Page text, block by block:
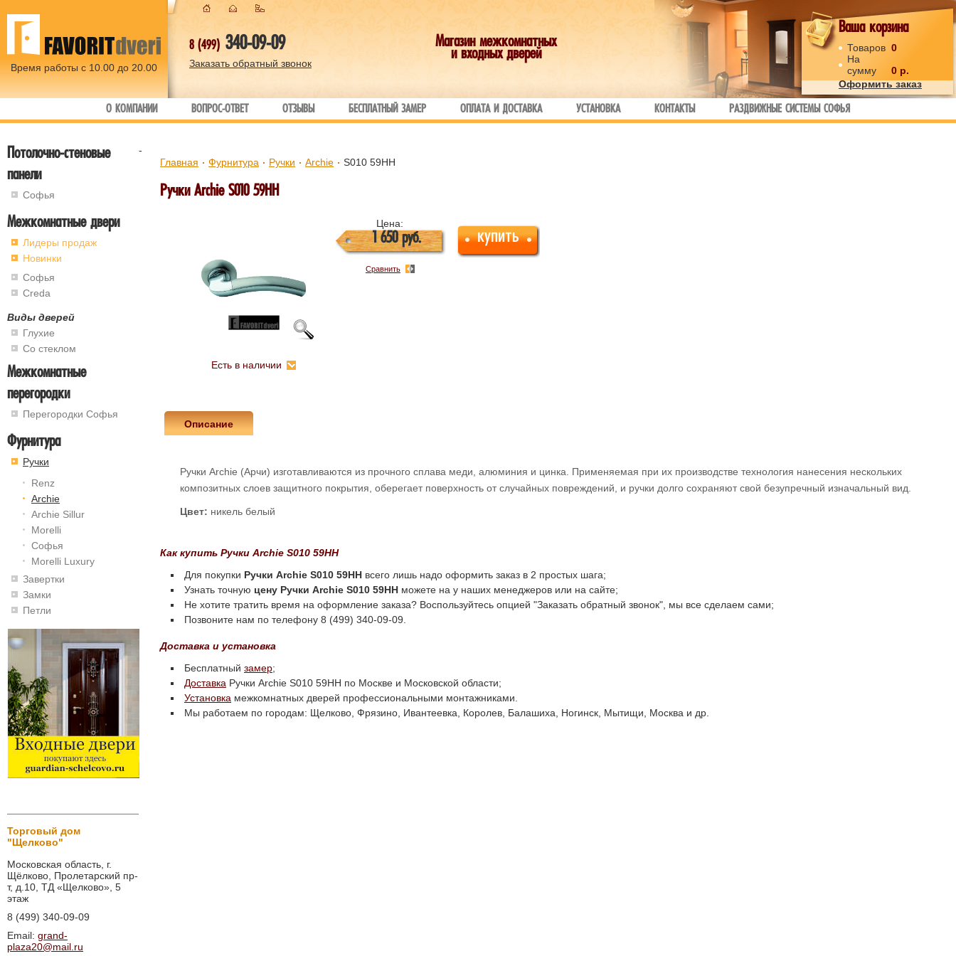
Время работы с 10.00 до 20.00
8 (499) 340-09-09
Заказать обратный звонок
Магазин межкомнатных
и входных дверей
Ваша корзина
Товаров 0
На
сумму
0 р.
Оформить заказ
О КОМПАНИИ ВОПРОС-ОТВЕТ ОТЗЫВЫ БЕСПЛАТНЫЙ ЗАМЕР ОПЛАТА И ДОСТАВКА УСТАНОВКА КОНТАКТЫ РАЗДВИЖНЫЕ СИСТЕМЫ СОФЬЯ
-
Потолочно-стеновые
панели
Софья
Межкомнатные двери
Лидеры продаж
Новинки
Софья
Creda
Виды дверей
Глухие
Со стеклом
Межкомнатные
перегородки
Перегородки Софья
Фурнитура
Ручки
Renz
Archie
Archie Sillur
Morelli
Софья
Morelli Luxury
Завертки
Замки
Петли
Торговый дом
"Щелково"
Московская область, г.
Щёлково, Пролетарский пр-
т, д.10, ТД «Щелково», 5
этаж
8 (499) 340-09-09
Email: grand-
plaza20@mail.ru
Главная Фурнитура Ручки Archie S010 59HH
Ручки Archie S010 59HH
Есть в наличии
Цена:
1 650руб.
Сравнить
купить
Описание
Ручки Archie (Арчи) изготавливаются из прочного сплава меди, алюминия и цинка. Применяемая при их производстве технология нанесения нескольких
композитных слоев защитного покрытия, оберегает поверхность от случайных повреждений, и ручки долго сохраняют свой безупречный изначальный вид.
Цвет: никель белый
Как купить Ручки Archie S010 59HH
Для покупки Ручки Archie S010 59HH всего лишь надо оформить заказ в 2 простых шага;
Узнать точную цену Ручки Archie S010 59HH можете на у наших менеджеров или на сайте;
Не хотите тратить время на оформление заказа? Воспользуйтесь опцией "Заказать обратный звонок", мы все сделаем сами;
Позвоните нам по телефону 8 (499) 340-09-09.
Доставка и установка
Бесплатный замер;
Доставка Ручки Archie S010 59HH по Москве и Московской области;
Установка межкомнатных дверей профессиональными монтажниками.
Мы работаем по городам: Щелково, Фрязино, Ивантеевка, Королев, Балашиха, Ногинск, Мытищи, Москва и др.